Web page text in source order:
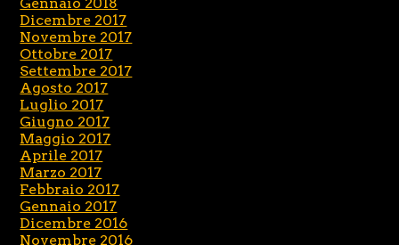
Dicembre 2017
Novembre 2017
Ottobre 2017
Settembre 2017
Agosto 2017
Luglio 2017
Giugno 2017
Maggio 2017
Aprile 2017
Marzo 2017
Febbraio 2017
Gennaio 2017
Dicembre 2016
Novembre 2016